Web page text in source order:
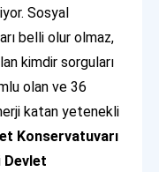
Sosyal
belli olur olmaz,
kimdir sorguları
olan ve 36
katan yetenekli
Konservatuvarı
Devlet